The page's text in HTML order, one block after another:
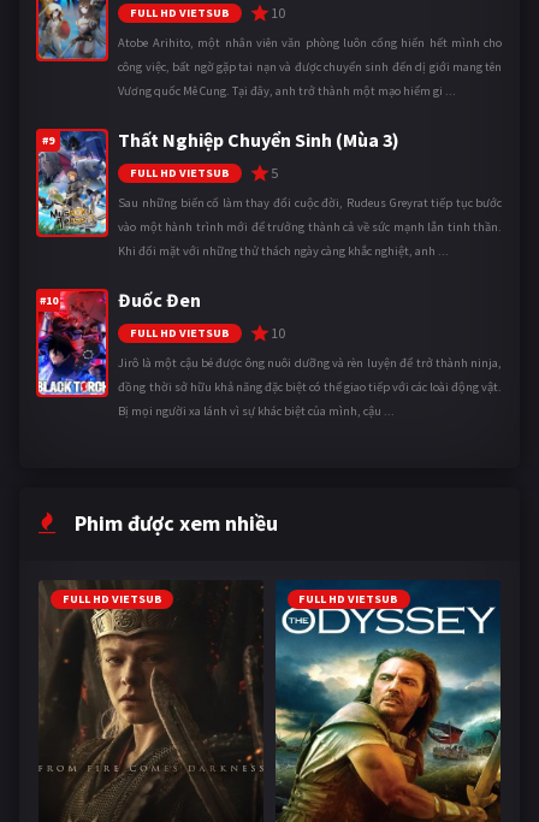
FULL HD VIETSUB 10
Atobe Arihito, một nhân viên văn phòng luôn cống hiến hết mình cho
công việc, bất ngờ gặp tai nạn và được chuyển sinh đến dị giới mang tên
Vương quốc Mê Cung. Tại đây, anh trở thành một mạo hiểm gi ...
#9 Thất Nghiệp Chuyển Sinh (Mùa 3)
FULL HD VIETSUB 5
Sau những biến cố làm thay đổi cuộc đời, Rudeus Greyrat tiếp tục bước
vào một hành trình mới để trưởng thành cả về sức mạnh lẫn tinh thần.
Khi đối mặt với những thử thách ngày càng khắc nghiệt, anh ...
#10 Đuốc Đen
FULL HD VIETSUB 10
Jirô là một cậu bé được ông nuôi dưỡng và rèn luyện để trở thành ninja,
đồng thời sở hữu khả năng đặc biệt có thể giao tiếp với các loài động vật.
Bị mọi người xa lánh vì sự khác biệt của mình, cậu ...
Phim được xem nhiều
FULL HD VIETSUB FULL HD VIETSUB